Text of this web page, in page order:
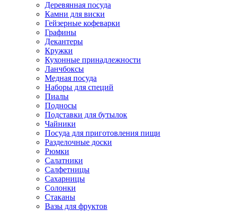
Деревянная посуда
Камни для виски
Гейзерные кофеварки
Графины
Декантеры
Кружки
Кухонные принадлежности
Ланчбоксы
Медная посуда
Наборы для специй
Пиалы
Подносы
Подставки для бутылок
Чайники
Посуда для приготовления пищи
Разделочные доски
Рюмки
Салатники
Салфетницы
Сахарницы
Солонки
Стаканы
Вазы для фруктов